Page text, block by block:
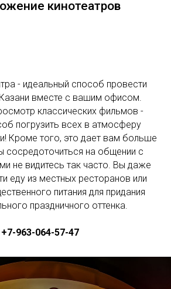
кинотеатров
- идеальный способ провести
вместе с вашим офисом.
классических фильмов -
погрузить всех в атмосферу
Кроме того, это дает вам больше
сосредоточиться на общении с
не видитесь так часто. Вы даже
еду из местных ресторанов или
питания для придания
праздничного оттенка.
+7-963-064-57-47